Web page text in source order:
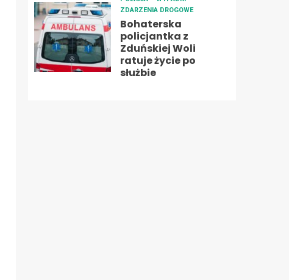
ZDARZENIA DROGOWE
Bohaterska
policjantka z
Zduńskiej Woli
ratuje życie po
służbie